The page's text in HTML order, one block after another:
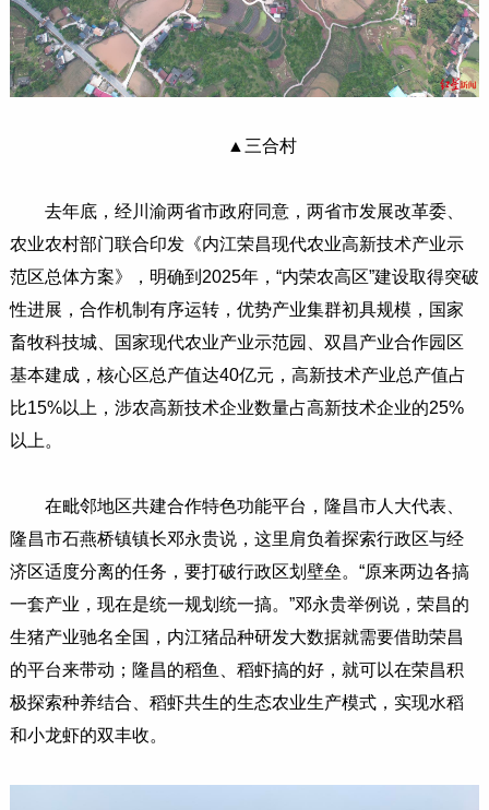
▲三合村
去年底，经川渝两省市政府同意，两省市发展改革委、
农业农村部门联合印发《内江荣昌现代农业高新技术产业示
范区总体方案》，明确到2025年，“内荣农高区”建设取得突破
性进展，合作机制有序运转，优势产业集群初具规模，国家
畜牧科技城、国家现代农业产业示范园、双昌产业合作园区
基本建成，核心区总产值达40亿元，高新技术产业总产值占
比15%以上，涉农高新技术企业数量占高新技术企业的25%
以上。
在毗邻地区共建合作特色功能平台，隆昌市人大代表、
隆昌市石燕桥镇镇长邓永贵说，这里肩负着探索行政区与经
济区适度分离的任务，要打破行政区划壁垒。“原来两边各搞
一套产业，现在是统一规划统一搞。”邓永贵举例说，荣昌的
生猪产业驰名全国，内江猪品种研发大数据就需要借助荣昌
的平台来带动；隆昌的稻鱼、稻虾搞的好，就可以在荣昌积
极探索种养结合、稻虾共生的生态农业生产模式，实现水稻
和小龙虾的双丰收。